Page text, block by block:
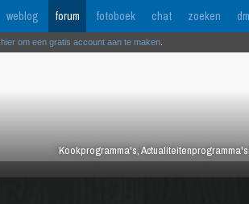
weblog forum fotoboek chat zoeken dm
Kookprogramma's,
hier om een gratis account aan te maken